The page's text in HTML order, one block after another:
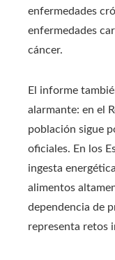
enfermedades
enfermedades
cáncer.
El informe
alarmante: en el
población sigue
oficiales. En los
ingesta
alimentos
dependencia de
representa retos